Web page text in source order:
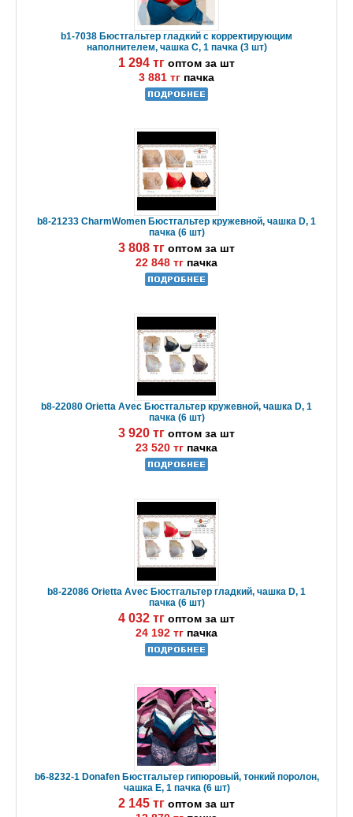
b1-7038 Бюстгальтер гладкий с корректирующим
наполнителем, чашка С, 1 пачка (3 шт)
1 294 тг оптом за шт
3 881 тг пачка
b8-21233 CharmWomen Бюстгальтер кружевной, чашка D, 1
пачка (6 шт)
3 808 тг оптом за шт
22 848 тг пачка
b8-22080 Orietta Avec Бюстгальтер кружевной, чашка D, 1
пачка (6 шт)
3 920 тг оптом за шт
23 520 тг пачка
b8-22086 Orietta Avec Бюстгальтер гладкий, чашка D, 1
пачка (6 шт)
4 032 тг оптом за шт
24 192 тг пачка
b6-8232-1 Donafen Бюстгальтер гипюровый, тонкий поролон,
чашка E, 1 пачка (6 шт)
2 145 тг оптом за шт